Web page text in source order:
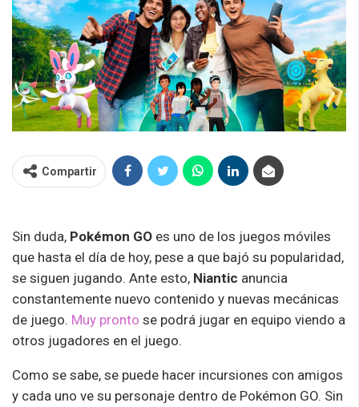
Compartir
Sin duda, Pokémon GO es uno de los juegos móviles
que hasta el día de hoy, pese a que bajó su popularidad,
se siguen jugando. Ante esto, Niantic anuncia
constantemente nuevo contenido y nuevas mecánicas
de juego. Muy pronto se podrá jugar en equipo viendo a
otros jugadores en el juego.
Como se sabe, se puede hacer incursiones con amigos
y cada uno ve su personaje dentro de Pokémon GO. Sin